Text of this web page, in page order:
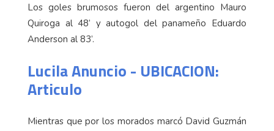
Los goles brumosos fueron del argentino Mauro
Quiroga al 48’ y autogol del panameño Eduardo
Anderson al 83’.
Lucila Anuncio - UBICACION:
Articulo
Mientras que por los morados marcó David Guzmán